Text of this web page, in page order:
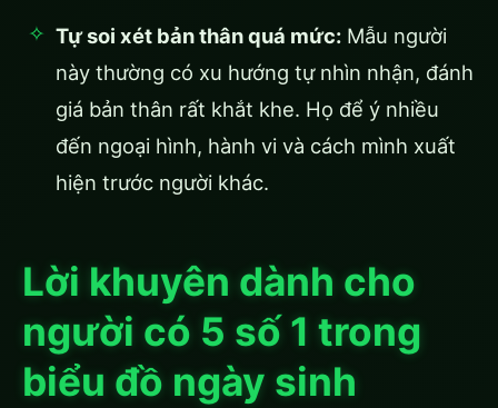
Tự soi xét bản thân quá mức: Mẫu người
này thường có xu hướng tự nhìn nhận, đánh
giá bản thân rất khắt khe. Họ để ý nhiều
đến ngoại hình, hành vi và cách mình xuất
hiện trước người khác.
Lời khuyên dành cho
người có 5 số 1 trong
biểu đồ ngày sinh